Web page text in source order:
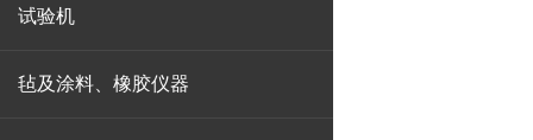
试验机
毡及涂料、橡胶仪器